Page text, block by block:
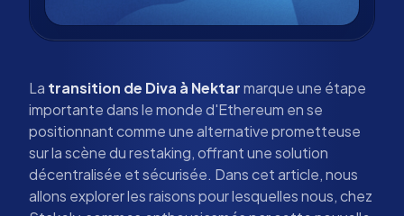
La transition de Diva à Nektarmarque une étape
importante dans le monde d'Ethereum en se
positionnant comme une alternative prometteuse
sur la scène du restaking, offrant une solution
décentralisée et sécurisée. Dans cet article, nous
allons explorer les raisons pour lesquelles nous, chez